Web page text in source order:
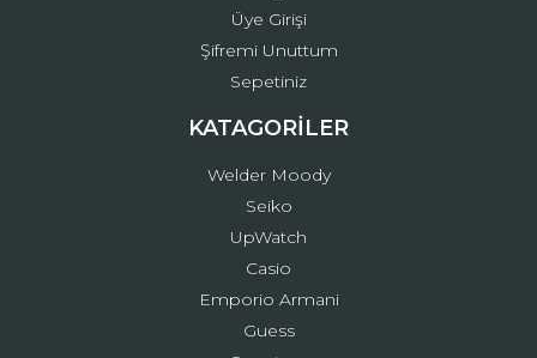
Üye Girişi
Şifremi Unuttum
Sepetiniz
KATAGORİLER
Welder Moody
Seiko
UpWatch
Casio
Emporio Armani
Guess